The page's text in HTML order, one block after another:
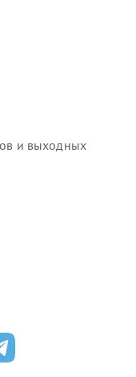
и выходных